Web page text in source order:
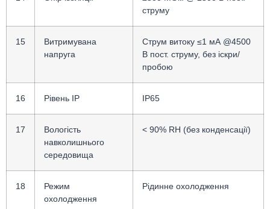
струму
15
Витримувана
напруга
Струм витоку ≤1 мА @4500
В пост. струму, без іскри/
пробою
16 Рівень IP IP65
17
Вологість
навколишнього
середовища
< 90% RH (без конденсації)
18
Режим
охолодження
Рідинне охолодження